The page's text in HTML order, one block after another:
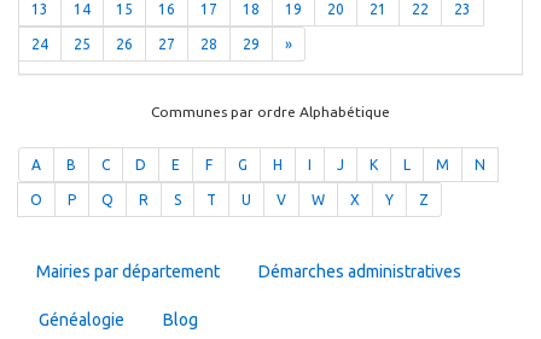
13 14 15 16 17 18 19 20 21 22 23
24 25 26 27 28 29 »
Communes par ordre Alphabétique
A B C D E F G H J K L M N
O P Q R S T U V W X Y Z
Mairies par département Démarches administratives
Généalogie Blog